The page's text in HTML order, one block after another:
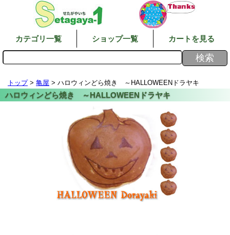
カテゴリ一覧 ショップ一覧 カートを見る
トップ> 亀屋 > ハロウィンどら焼き ～HALLOWEENドラヤキ